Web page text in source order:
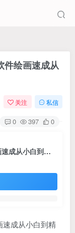
绘画速成从
关注 私信
0 397 0
K Mastery – Stable Diffusion AI软件绘画速成从小白到精通-72节-中英字幕